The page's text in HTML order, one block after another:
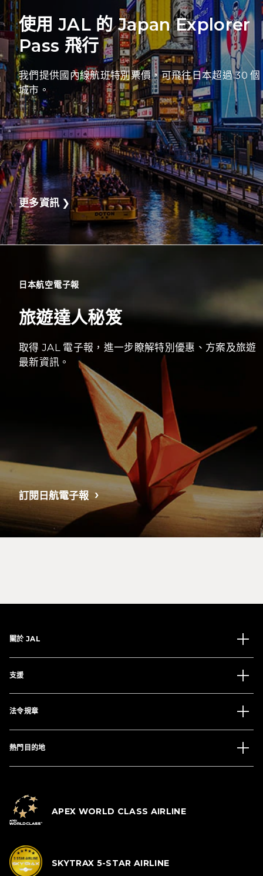
使用 JAL 的 Japan Explorer
Pass 飛行
我們提供國內線航班特別票價，可飛往日本超過 30 個
城市。
更多資訊 ❯
日本航空電子報
旅遊達人秘笈
取得 JAL 電子報，進一步瞭解特別優惠、方案及旅遊
最新資訊。
訂閱日航電子報
關於 JAL
支援
法令規章
熱門目的地
APEX WORLD CLASS AIRLINE
SKYTRAX 5-STAR AIRLINE